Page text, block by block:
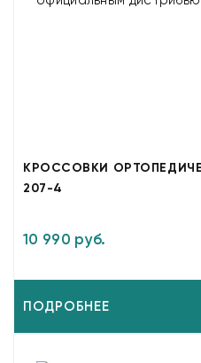
КРОССОВКИ
207-4
10 990 руб.
ПОДРОБНЕЕ